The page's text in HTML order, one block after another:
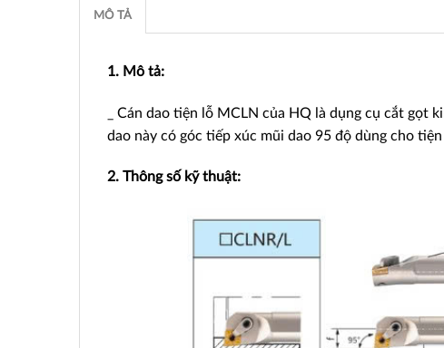
MÔ TẢ
1. Mô tả:
_ Cán dao tiện lỗ MCLN của HQ là dụng cụ cắt gọt
dao này có góc tiếp xúc mũi dao 95 độ dùng cho
2. Thông số kỹ thuật: